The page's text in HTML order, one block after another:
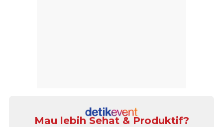
Mau lebih Sehat & Produktif?